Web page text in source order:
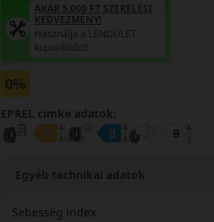
AKÁR 5.000 FT SZERELÉSI
KEDVEZMÉNY!
Használja a LENDÜLET
kuponkódot!
0%
EPREL cimke adatok:
Egyéb technikai adatok
Sebesség index